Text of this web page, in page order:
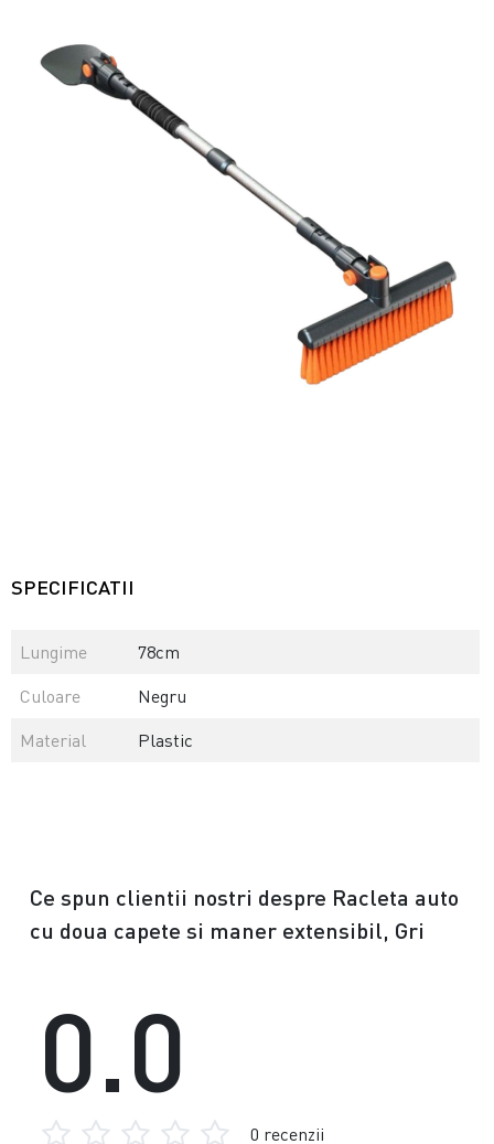
SPECIFICATII
Lungime
78cm
Culoare
Negru
Material
Plastic
Ce spun clientii nostri despre Racleta auto
cu doua capete si maner extensibil, Gri
0.0
0 recenzii